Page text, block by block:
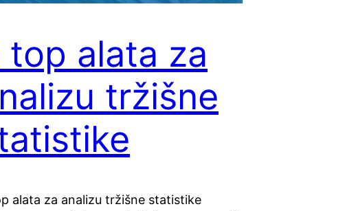
top alata za
tržišne
alata za analizu tržišne statistike